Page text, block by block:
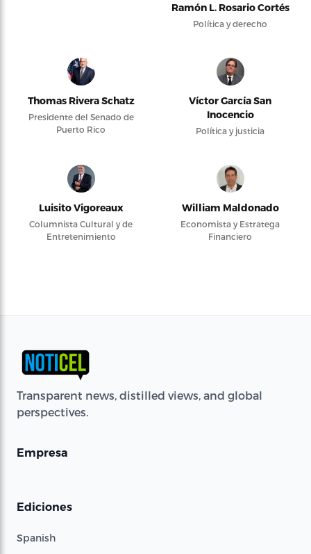
Ramón L. Rosario Cortés
Política y derecho
Thomas Rivera Schatz
Presidente del Senado de
Puerto Rico
Víctor García San
Inocencio
Política y justicia
Luisito Vigoreaux
Columnista Cultural y de
Entretenimiento
William Maldonado
Economista y Estratega
Financiero
Transparent news, distilled views, and global
perspectives.
Empresa
Ediciones
Spanish